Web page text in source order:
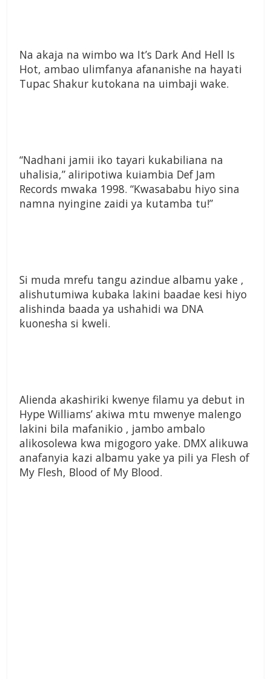
Na akaja na wimbo wa It’s Dark And Hell Is
Hot, ambao ulimfanya afananishe na hayati
Tupac Shakur kutokana na uimbaji wake.
“Nadhani jamii iko tayari kukabiliana na
uhalisia,” aliripotiwa kuiambia Def Jam
Records mwaka 1998. “Kwasababu hiyo sina
namna nyingine zaidi ya kutamba tu!”
Si muda mrefu tangu azindue albamu yake ,
alishutumiwa kubaka lakini baadae kesi hiyo
alishinda baada ya ushahidi wa DNA
kuonesha si kweli.
Alienda akashiriki kwenye filamu ya debut in
Hype Williams’ akiwa mtu mwenye malengo
lakini bila mafanikio , jambo ambalo
alikosolewa kwa migogoro yake. DMX alikuwa
anafanyia kazi albamu yake ya pili ya Flesh of
My Flesh, Blood of My Blood.